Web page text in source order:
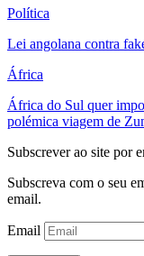
Política
Lei angolana contra
África
África do Sul quer
polémica viagem de
Subscrever ao site por
Subscreva com o seu
email.
Email